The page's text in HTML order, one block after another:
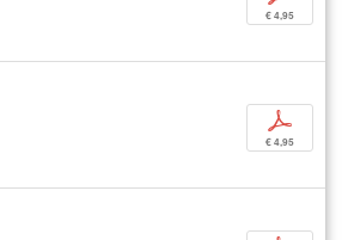
€ 4,95
p
€ 4,95